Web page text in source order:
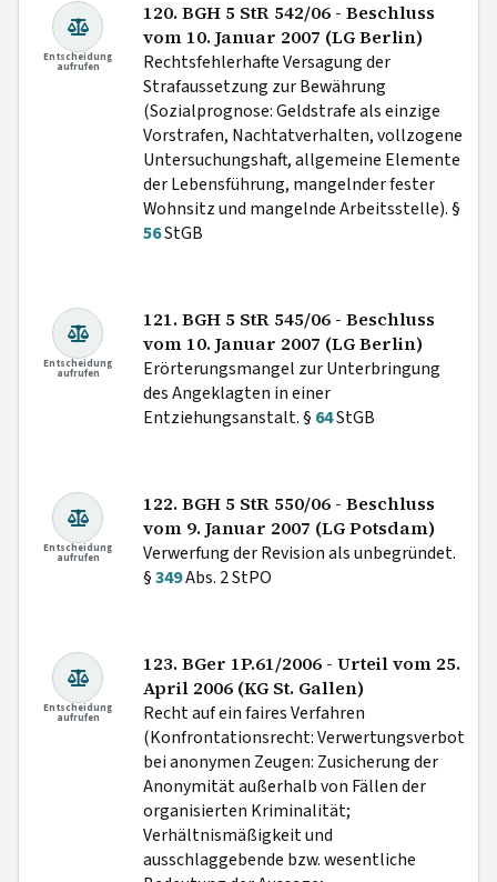
Entscheidung
aufrufen
120. BGH 5 StR 542/06 - Beschluss
vom 10. Januar 2007 (LG Berlin)
Rechtsfehlerhafte Versagung der
Strafaussetzung zur Bewährung
(Sozialprognose: Geldstrafe als einzige
Vorstrafen, Nachtatverhalten, vollzogene
Untersuchungshaft, allgemeine Elemente
der Lebensführung, mangelnder fester
Wohnsitz und mangelnde Arbeitsstelle). §
56StGB
Entscheidung
aufrufen
121. BGH 5 StR 545/06 - Beschluss
vom 10. Januar 2007 (LG Berlin)
Erörterungsmangel zur Unterbringung
des Angeklagten in einer
Entziehungsanstalt. § 64StGB
Entscheidung
aufrufen
122. BGH 5 StR 550/06 - Beschluss
vom 9. Januar 2007 (LG Potsdam)
Verwerfung der Revision als unbegründet.
§349Abs. 2 StPO
Entscheidung
aufrufen
123. BGer 1P.61/2006 - Urteil vom 25.
April 2006 (KG St. Gallen)
Recht auf ein faires Verfahren
(Konfrontationsrecht: Verwertungsverbot
bei anonymen Zeugen: Zusicherung der
Anonymität außerhalb von Fällen der
organisierten Kriminalität;
Verhältnismäßigkeit und
ausschlaggebende bzw. wesentliche